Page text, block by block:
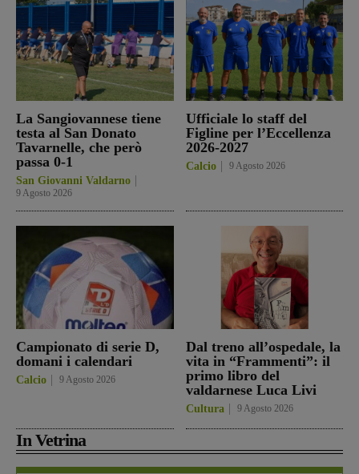
La Sangiovannese tiene
testa al San Donato
Tavarnelle, che però
passa 0-1
San Giovanni Valdarno
9 Agosto 2026
Ufficiale lo staff del
Figline per l’Eccellenza
2026-2027
Calcio 9 Agosto 2026
Campionato di serie D,
domani i calendari
Calcio 9 Agosto 2026
Dal treno all’ospedale, la
vita in “Frammenti”: il
primo libro del
valdarnese Luca Livi
Cultura 9 Agosto 2026
In Vetrina